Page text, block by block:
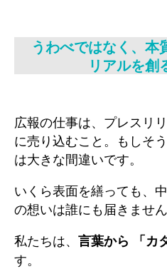
うわべではなく、本
リアルを創
広報の仕事は、プレスリ
に売り込むこと。もしそ
は大きな間違いです。
いくら表面を繕っても、
の想いは誰にも届きません
私たちは、 言葉から 「カ
す。